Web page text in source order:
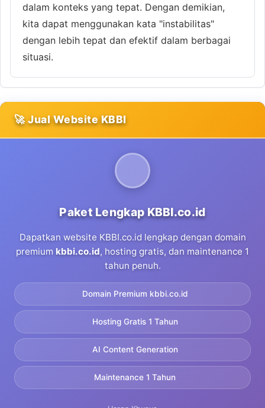
dalam konteks yang tepat. Dengan demikian,
kita dapat menggunakan kata "instabilitas"
dengan lebih tepat dan efektif dalam berbagai
situasi.
🚀 Jual Website KBBI
Paket Lengkap KBBI.co.id
Dapatkan website KBBI.co.id lengkap dengan domain
premium kbbi.co.id, hosting gratis, dan maintenance 1
tahun penuh.
Domain Premium kbbi.co.id
Hosting Gratis 1 Tahun
AI Content Generation
Maintenance 1 Tahun